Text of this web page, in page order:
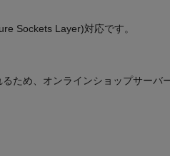
Sockets Layer)対応です。
ため、オンラインショップサーバ